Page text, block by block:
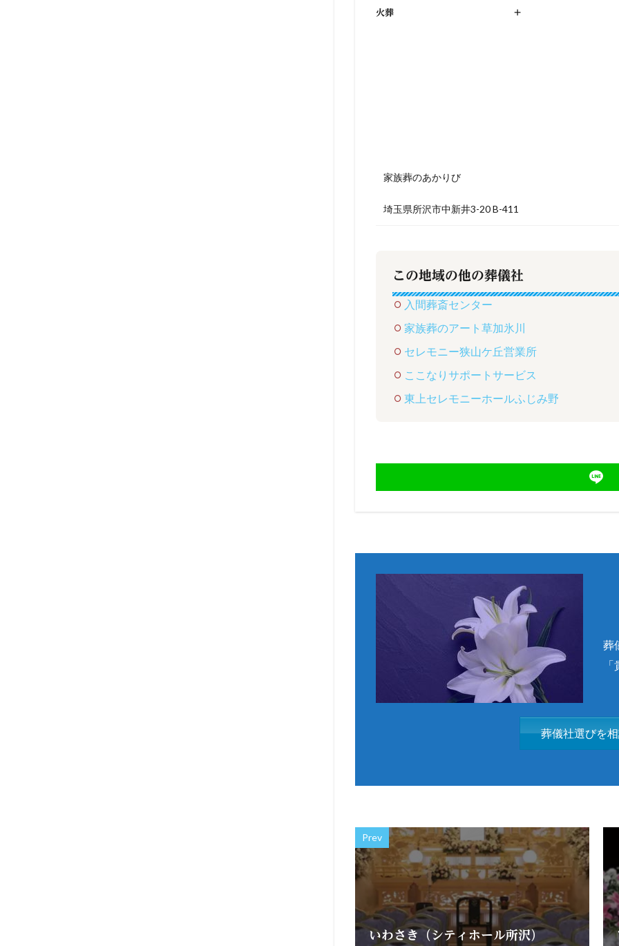
火葬 +
家族葬のあかりび
埼玉県所沢市中新井3-20 B-411
この地域の他の葬儀社
入間葬斎センター
家族葬のアート草加氷川
セレモニー狭山ケ丘営業所
ここなりサポートサービス
東上セレモニーホールふじみ野
葬
葬儀社選びを
Prev
いわさき（シティホール所沢）